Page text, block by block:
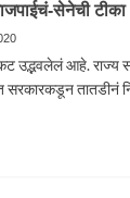
सेनेची टीका
उद्भवलेलं आहे. राज्य
तातडीनं